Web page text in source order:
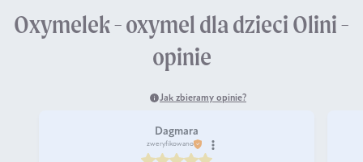
Oxymelek - oxymel dla dzieci Olini -
opinie
Jak zbieramy opinie?
Dagmara
zweryfikowano